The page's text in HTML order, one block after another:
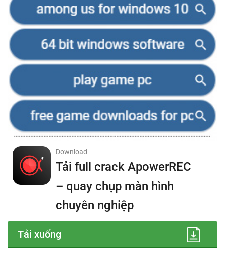
Download
Tải full crack ApowerREC
– quay chụp màn hình
chuyên nghiệp
Tải xuống